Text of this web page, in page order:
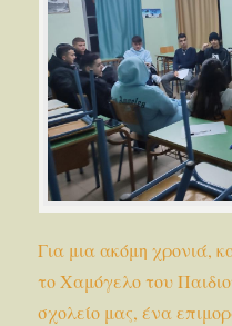
Για μια ακόμη χρονιά,
το Χαμόγελο του
σχολείο μας, ένα